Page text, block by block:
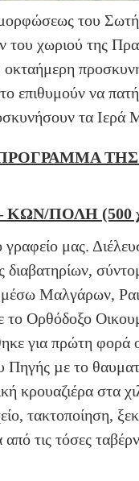
του
χωριού της
επιθυμούν να
τα Ιερά
ΠΟΛΗ (500
μας.
μέσω Μαλγάρων,
Ορθόδοξο
για πρώτη φορά
Πηγής µε το
κρουαζιέρα στα
τακτοποίηση,
από τις τόσες